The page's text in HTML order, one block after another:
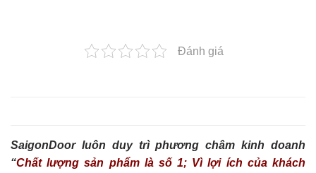
Đánh giá
SaigonDoor luôn duy trì phương châm kinh doanh
“Chất lượng sản phẩm là số 1; Vì lợi ích của khách